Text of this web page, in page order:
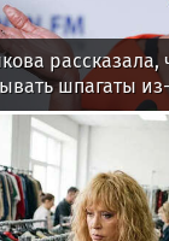
рассказала,
шпагаты